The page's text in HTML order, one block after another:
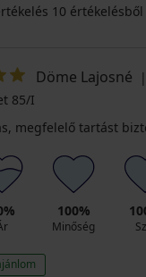
10 értékelésből
Döme Lajosné
85/I
megfelelő tartást
100%
Minőség